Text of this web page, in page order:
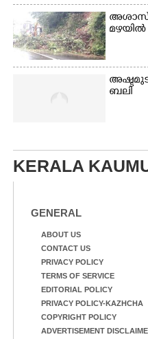
ബലി
KERALA
GENERAL
ABOUT US
CONTACT US
PRIVACY POLICY
TERMS OF SERVICE
EDITORIAL POLICY
PRIVACY POLICY-KAZHCHA
COPYRIGHT POLICY
ADVERTISEMENT